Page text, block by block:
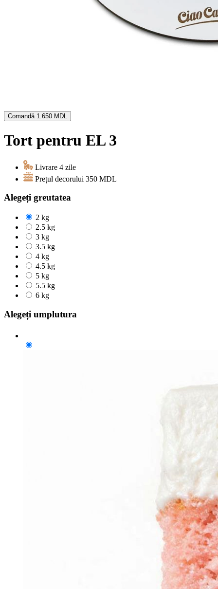
Comandă 1.650 MDL
Tort pentru EL 3
Livrare 4 zile
Prețul decorului 350 MDL
Alegeți greutatea
2 kg
2.5 kg
3 kg
3.5 kg
4 kg
4.5 kg
5 kg
5.5 kg
6 kg
Alegeți umplutura